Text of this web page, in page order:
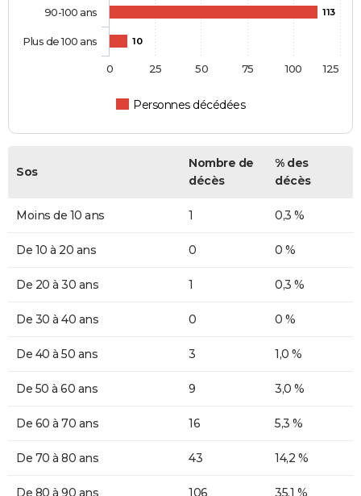
113
10
Personnes décédées
90-100 ans
Plus de 100 ans
0 100
25 50 75 125
Sos
Nombre de
décès
% des
décès
Moins de 10 ans 1 0,3 %
De 10 à 20 ans 0 0 %
De 20 à 30 ans 1 0,3 %
De 30 à 40 ans 0 0 %
De 40 à 50 ans 3 1,0 %
De 50 à 60 ans 9 3,0 %
De 60 à 70 ans 16 5,3 %
De 70 à 80 ans 43 14,2 %
De 80 à 90 ans 106 35,1 %